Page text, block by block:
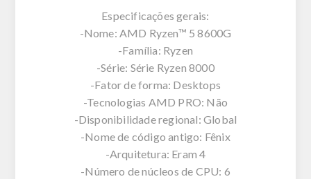
Especificações gerais:
-Nome: AMD Ryzen™ 5 8600G
-Família: Ryzen
-Série: Série Ryzen 8000
-Fator de forma: Desktops
-Tecnologias AMD PRO: Não
-Disponibilidade regional: Global
-Nome de código antigo: Fênix
-Arquitetura: Eram 4
-Número de núcleos de CPU: 6